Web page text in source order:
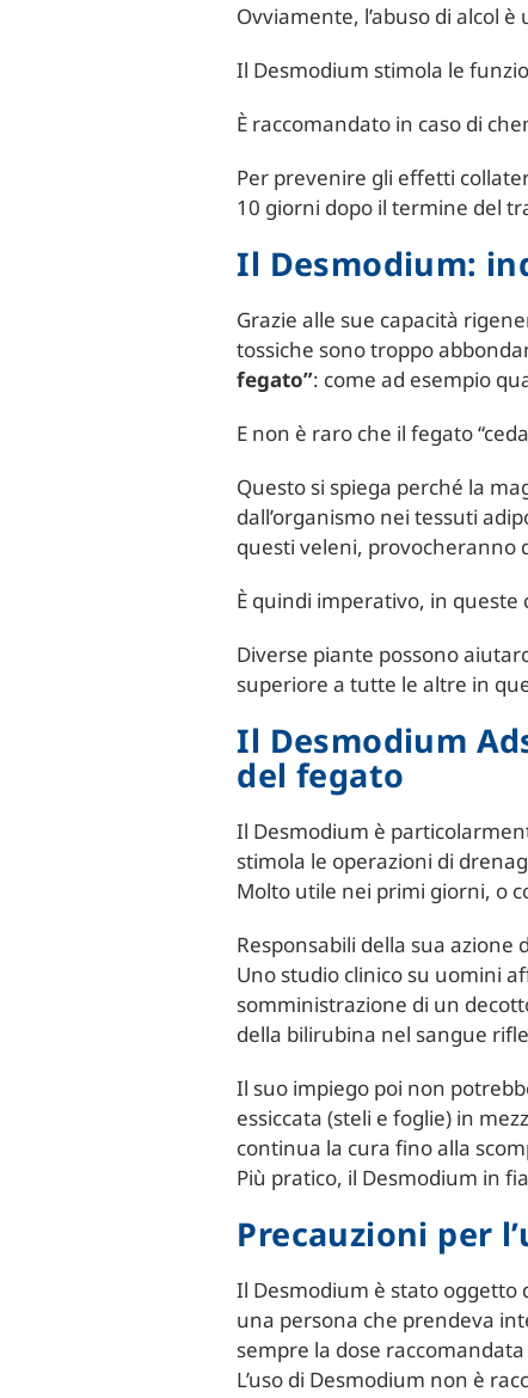
Ovviamente, l’abuso di alcol
Il Desmodium stimola le
È raccomandato in caso di
Per prevenire gli effetti
10 giorni dopo il termine del
Il Desmodium:
Grazie alle sue capacità
tossiche sono troppo
fegato”: come ad esempio
E non è raro che il fegato
Questo si spiega perché la
dall’organismo nei tessuti
questi veleni, provocheranno
È quindi imperativo, in
Diverse piante possono
superiore a tutte le altre in
Il Desmodium
del fegato
Il Desmodium è
stimola le operazioni di
Molto utile nei primi giorni, o
Responsabili della sua
Uno studio clinico su uomini
somministrazione di un
della bilirubina nel sangue
Il suo impiego poi non
essiccata (steli e foglie) in
continua la cura fino alla
Più pratico, il Desmodium in
Precauzioni per
Il Desmodium è stato oggetto
una persona che prendeva
sempre la dose
L’uso di Desmodium non è